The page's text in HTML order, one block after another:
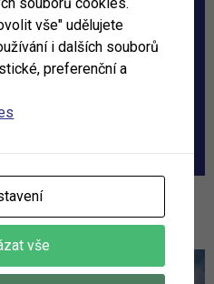
slevy, nabídky ubytování a
newsletteru
vše" udělujete
i dalších souborů
preferenční a
vše